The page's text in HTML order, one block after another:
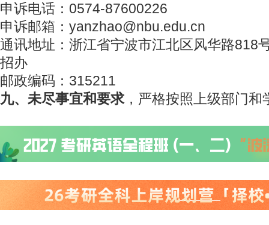
申诉电话：0574-87600226
申诉邮箱：yanzhao@nbu.edu.cn
通讯地址：浙江省宁波市江北区风华路818
招办
邮政编码：315211
九、未尽事宜和要求，严格按照上级部门和